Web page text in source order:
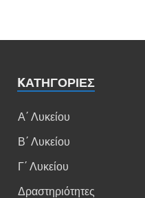
KΑΤΗΓΟΡΊΕΣ
Α΄ Λυκείου
Β΄ Λυκείου
Γ΄ Λυκείου
Δραστηριότητες